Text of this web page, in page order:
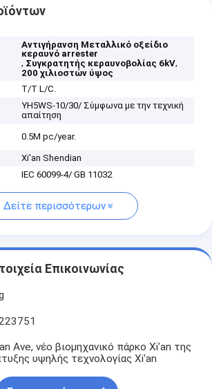
Αντιγήρανση Μεταλλικό οξείδιο
κεραυνό arrester
, Συγκρατητής κεραυνοβολίας 6kV,
200 χιλιοστών ύψος
T/T L/C.
YH5WS-10/30/ Σύμφωνα με την τεχνική
απαίτηση
0.5M pc/year.
Xi'an Shendian
IEC 60099-4/ GB 11032
Δείτε περισσότερων
Επικοινωνίας
Ave, νέο βιομηχανικό πάρκο Xi'an της
υψηλής τεχνολογίας Xi'an